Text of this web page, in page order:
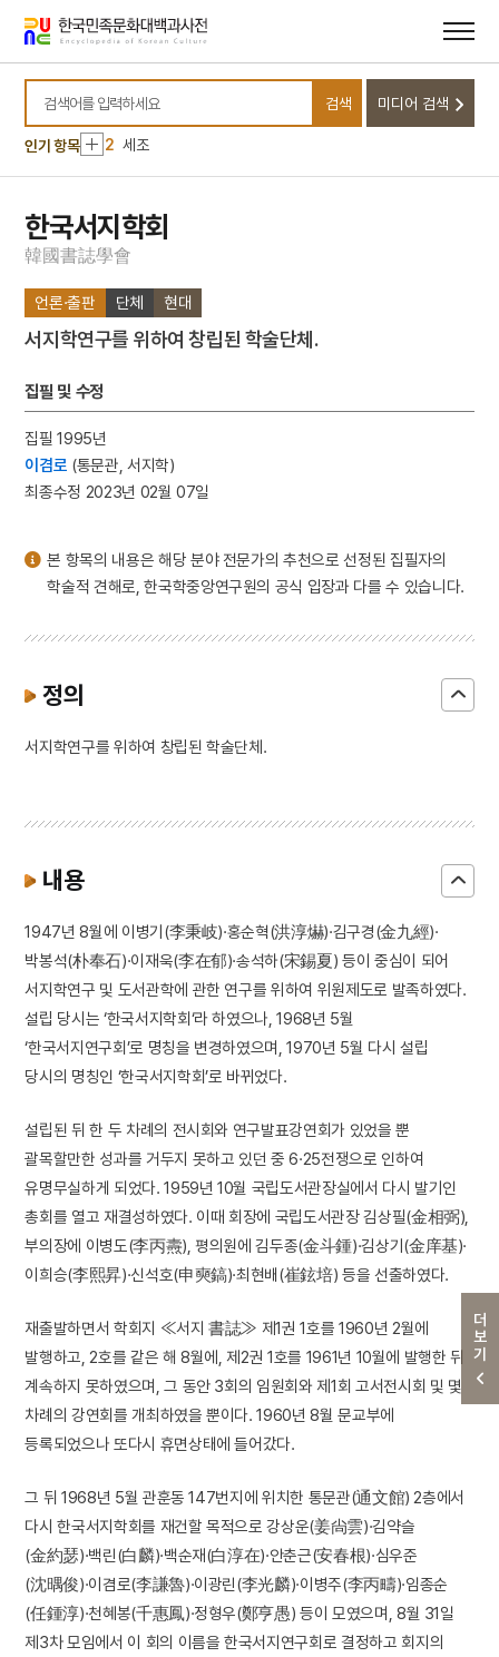
바로가기
바로가기
검색어를 입력하세요
검색 미디어 검색
인기 항목
10 조유례
1 금성대군
2 세조
3 윤봉길
4
예종
5 절기
세종
8 숙종
10 조유례
1
5 절기
7
세종
10 조유례
더보기
한국서지학회
韓國書誌學會
언론·출판 단체 현대
서지학연구를 위하여 창립된 학술단체.
집필 및 수정
집필 1995년
이겸로 (통문관, 서지학)
최종수정 2023년 02월 07일
본 항목의 내용은 해당 분야 전문가의 추천으로 선정된 집필자의
학술적 견해로, 한국학중앙연구원의 공식 입장과 다를 수 있습니다.
정의
서지학연구를 위하여 창립된 학술단체.
내용
1947년 8월에 이병기(李秉岐)·홍순혁(洪淳爀)·김구경(金九經)·
박봉석(朴奉石)·이재욱(李在郁)·송석하(宋錫夏) 등이 중심이 되어
서지학연구 및 도서관학에 관한 연구를 위하여 위원제도로 발족하였다.
설립 당시는 ‘한국서지학회‘라 하였으나, 1968년 5월
‘한국서지연구회’로 명칭을 변경하였으며, 1970년 5월 다시 설립
당시의 명칭인 ‘한국서지학회’로 바뀌었다.
설립된 뒤 한 두 차례의 전시회와 연구발표강연회가 있었을 뿐
괄목할만한 성과를 거두지 못하고 있던 중 6·25전쟁으로 인하여
유명무실하게 되었다. 1959년 10월 국립도서관장실에서 다시 발기인
총회를 열고 재결성하였다. 이때 회장에 국립도서관장 김상필(金相弼),
부의장에 이병도(李丙燾), 평의원에 김두종(金斗鍾)·김상기(金庠基)·
이희승(李熙昇)·신석호(申奭鎬)·최현배(崔鉉培) 등을 선출하였다.
재출발하면서 학회지 ≪서지 書誌≫ 제1권 1호를 1960년 2월에
발행하고, 2호를 같은 해 8월에, 제2권 1호를 1961년 10월에 발행한 뒤
계속하지 못하였으며, 그 동안 3회의 임원회와 제1회 고서전시회 및 몇
차례의 강연회를 개최하였을 뿐이다. 1960년 8월 문교부에
등록되었으나 또다시 휴면상태에 들어갔다.
그 뒤 1968년 5월 관훈동 147번지에 위치한 통문관(通文館) 2층에서
다시 한국서지학회를 재건할 목적으로 강상운(姜尙雲)·김약슬
(金約瑟)·백린(白麟)·백순재(白淳在)·안춘근(安春根)·심우준
(沈㬂俊)·이겸로(李謙魯)·이광린(李光麟)·이병주(李丙疇)·임종순
(任鍾淳)·천혜봉(千惠鳳)·정형우(鄭亨愚) 등이 모였으며, 8월 31일
제3차 모임에서 이 회의 이름을 한국서지연구회로 결정하고 회지의